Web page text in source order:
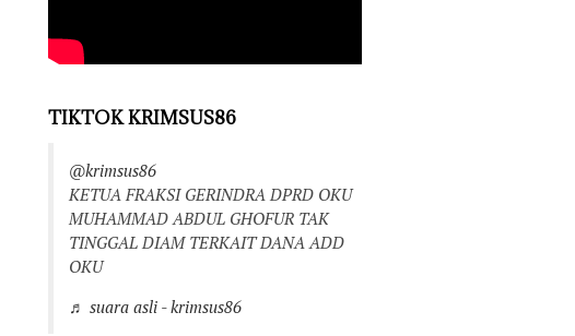
TIKTOK KRIMSUS86
@krimsus86
KETUA FRAKSI GERINDRA DPRD OKU
MUHAMMAD ABDUL GHOFUR TAK
TINGGAL DIAM TERKAIT DANA ADD
OKU
♬ suara asli - krimsus86